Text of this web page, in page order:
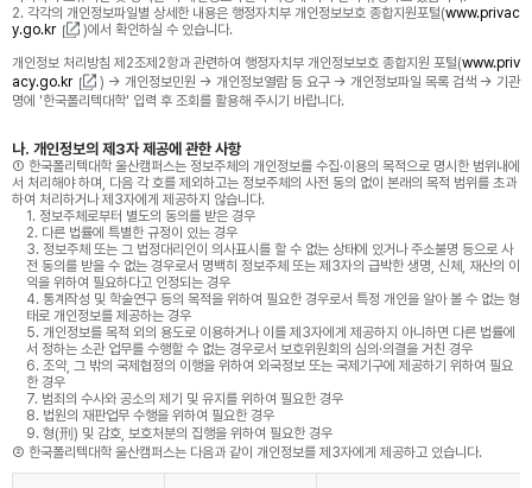
2. 각각의 개인정보파일별 상세한 내용은 행정자치부 개인정보보호 종합지원포털(www.privac
y.go.kr
)에서 확인하실 수 있습니다.
개인정보 처리방침 제2조제2항과 관련하여 행정자치부 개인정보보호 종합지원 포털(www.priv
acy.go.kr
) → 개인정보민원 → 개인정보열람 등 요구 → 개인정보파일 목록 검색 → 기관
명에 '한국폴리텍대학' 입력 후 조회를 활용해 주시기 바랍니다.
나. 개인정보의 제3자 제공에 관한 사항
① 한국폴리텍대학 울산캠퍼스는 정보주체의 개인정보를 수집·이용의 목적으로 명시한 범위내에
서 처리해야 하며, 다음 각 호를 제외하고는 정보주체의 사전 동의 없이 본래의 목적 범위를 초과
하여 처리하거나 제3자에게 제공하지 않습니다.
1. 정보주체로부터 별도의 동의를 받은 경우
2. 다른 법률에 특별한 규정이 있는 경우
3. 정보주체 또는 그 법정대리인이 의사표시를 할 수 없는 상태에 있거나 주소불명 등으로 사
전 동의를 받을 수 없는 경우로서 명백히 정보주체 또는 제3자의 급박한 생명, 신체, 재산의 이
익을 위하여 필요하다고 인정되는 경우
4. 통계작성 및 학술연구 등의 목적을 위하여 필요한 경우로서 특정 개인을 알아 볼 수 없는 형
태로 개인정보를 제공하는 경우
5. 개인정보를 목적 외의 용도로 이용하거나 이를 제3자에게 제공하지 아니하면 다른 법률에
서 정하는 소관 업무를 수행할 수 없는 경우로서 보호위원회의 심의·의결을 거친 경우
6. 조약, 그 밖의 국제협정의 이행을 위하여 외국정보 또는 국제기구에 제공하기 위하여 필요
한 경우
7. 범죄의 수사와 공소의 제기 및 유지를 위하여 필요한 경우
8. 법원의 재판업무 수행을 위하여 필요한 경우
9. 형(刑) 및 감호, 보호처분의 집행을 위하여 필요한 경우
② 한국폴리텍대학 울산캠퍼스는 다음과 같이 개인정보를 제3자에게 제공하고 있습니다.